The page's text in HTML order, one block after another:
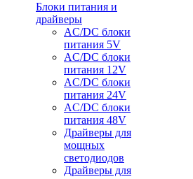
Блоки питания и
драйверы
AC/DC блоки
питания 5V
AC/DC блоки
питания 12V
AC/DC блоки
питания 24V
AC/DC блоки
питания 48V
Драйверы для
мощных
светодиодов
Драйверы для